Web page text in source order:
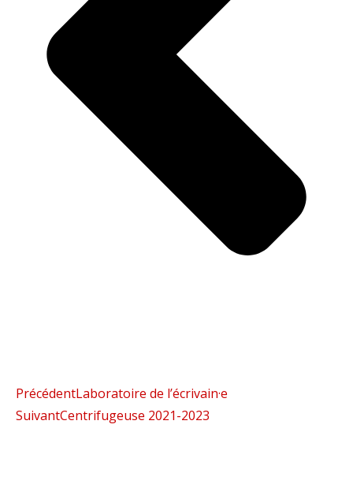
PrécédentLaboratoire de l’écrivain·e
SuivantCentrifugeuse 2021-2023